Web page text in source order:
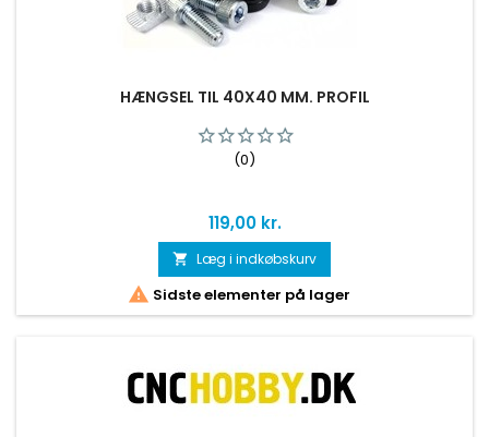
HÆNGSEL TIL 40X40 MM. PROFIL
(0)
Pris
119,00 kr.
 Læg i indkøbskurv
 Sidste elementer på lager